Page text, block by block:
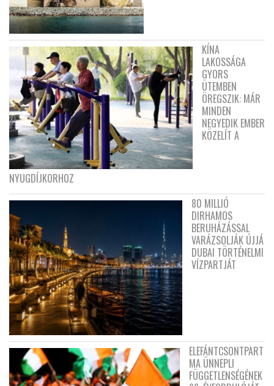
KÍNA
LAKOSSÁGA
GYORS
ÜTEMBEN
ÖREGSZIK: MÁR
MINDEN
NEGYEDIK EMBER
KÖZELÍT A
NYUGDÍJKORHOZ
80 MILLIÓ
DIRHAMOS
BERUHÁZÁSSAL
VARÁZSOLJÁK ÚJJÁ
DUBAI TÖRTÉNELMI
VÍZPARTJÁT
ELEFÁNTCSONTPART
MA ÜNNEPLI
FÜGGETLENSÉGÉNEK